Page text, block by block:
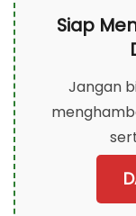
Siap
Jangan